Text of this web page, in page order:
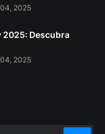
2025
2025: Descubra
2025